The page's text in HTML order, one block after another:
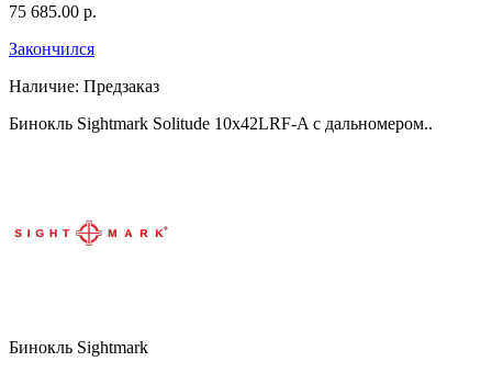
75 685.00 р.
Закончился
Наличие: Предзаказ
Бинокль Sightmark Solitude 10x42LRF-A с дальномером..
Бинокль Sightmark